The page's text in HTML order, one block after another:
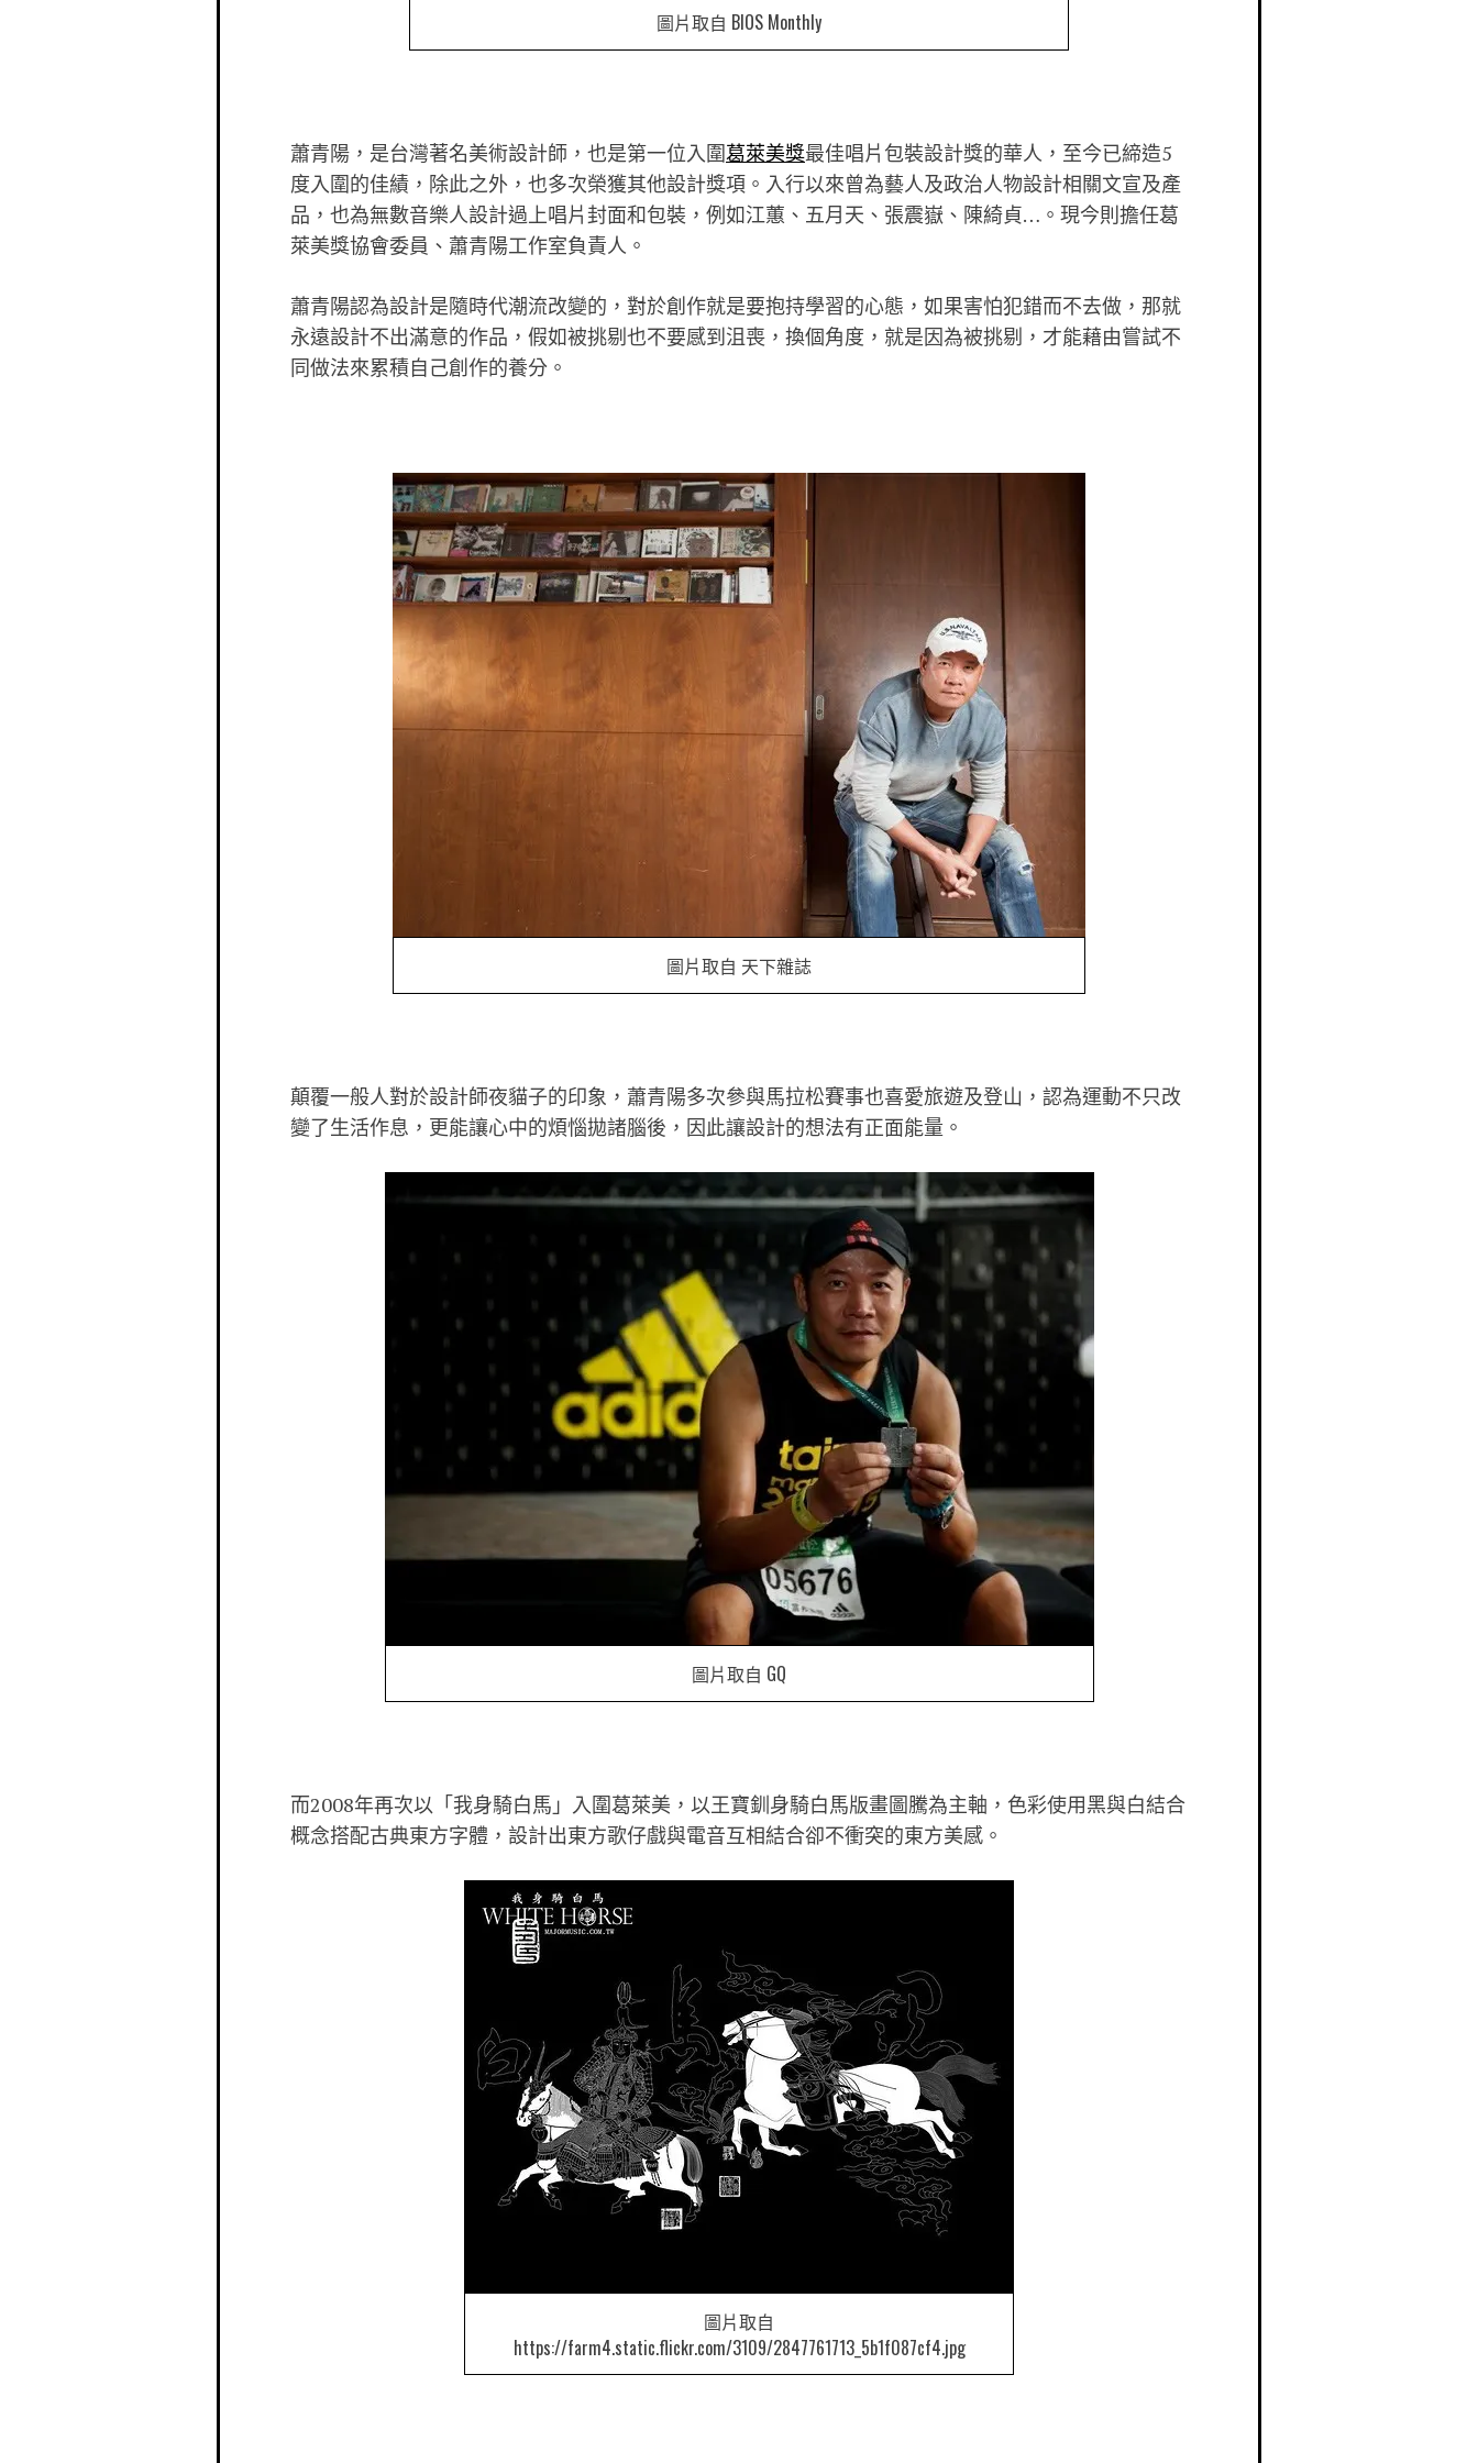
圖片取自 BIOS Monthly
蕭青陽，是台灣著名美術設計師，也是第一位入圍葛萊美獎最佳唱片包裝設計獎的華人，至今已締造5
度入圍的佳績，除此之外，也多次榮獲其他設計獎項。入行以來曾為藝人及政治人物設計相關文宣及產
品，也為無數音樂人設計過上唱片封面和包裝，例如江蕙、五月天、張震嶽、陳綺貞…。現今則擔任葛
萊美獎協會委員、蕭青陽工作室負責人。
蕭青陽認為設計是隨時代潮流改變的，對於創作就是要抱持學習的心態，如果害怕犯錯而不去做，那就
永遠設計不出滿意的作品，假如被挑剔也不要感到沮喪，換個角度，就是因為被挑剔，才能藉由嘗試不
同做法來累積自己創作的養分。
圖片取自 天下雜誌
顛覆一般人對於設計師夜貓子的印象，蕭青陽多次參與馬拉松賽事也喜愛旅遊及登山，認為運動不只改
變了生活作息，更能讓心中的煩惱拋諸腦後，因此讓設計的想法有正面能量。
圖片取自 GQ
而2008年再次以「我身騎白馬」入圍葛萊美，以王寶釧身騎白馬版畫圖騰為主軸，色彩使用黑與白結合
概念搭配古典東方字體，設計出東方歌仔戲與電音互相結合卻不衝突的東方美感。
圖片取自
https://farm4.static.flickr.com/3109/2847761713_5b1f087cf4.jpg